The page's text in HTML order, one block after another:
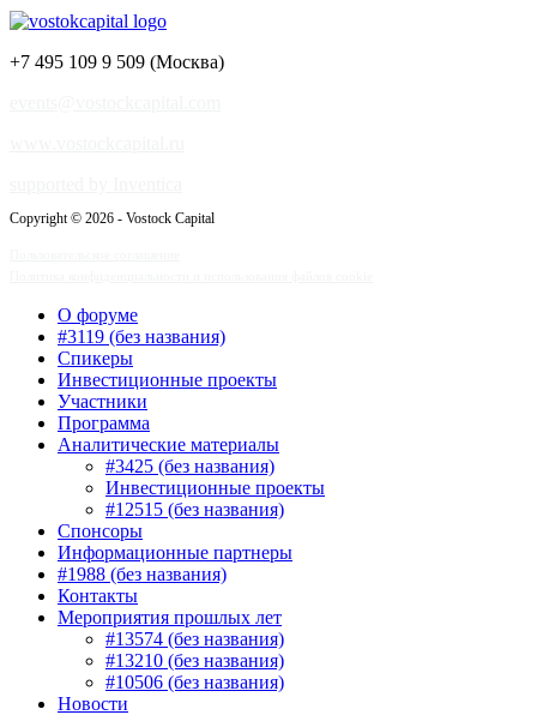
+7 495 109 9 509 (Москва)
Copyright © 2026 - Vostock Capital
О форуме
#3119 (без названия)
Спикеры
Инвестиционные проекты
Участники
Программа
Аналитические материалы
#3425 (без названия)
Инвестиционные проекты
#12515 (без названия)
Спонсоры
Информационные партнеры
#1988 (без названия)
Контакты
Мероприятия прошлых лет
#13574 (без названия)
#13210 (без названия)
#10506 (без названия)
Новости